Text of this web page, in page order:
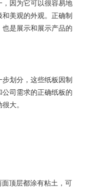
因为它可以很容易地
美观的外观。正确制
是展示和展示产品的
划分，这些纸板因制
司需求的正确纸板的
大。
顶层都涂有粘土，可